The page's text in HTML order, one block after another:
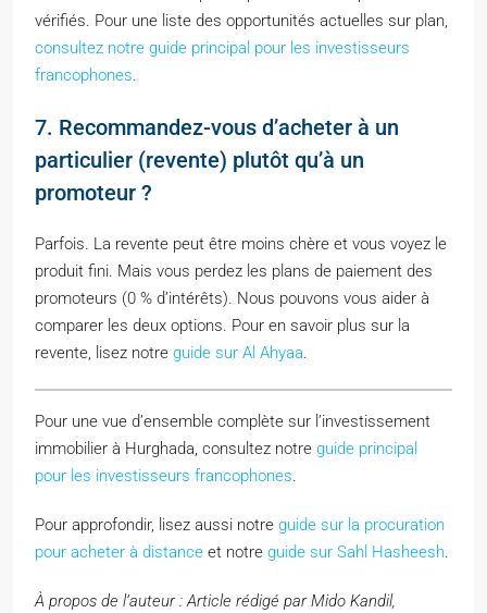
vérifiés. Pour une liste des opportunités actuelles sur plan,
consultez notre guide principal pour les investisseurs
francophones.
7. Recommandez-vous d’acheter à un
particulier (revente) plutôt qu’à un
promoteur ?
Parfois. La revente peut être moins chère et vous voyez le
produit fini. Mais vous perdez les plans de paiement des
promoteurs (0 % d’intérêts). Nous pouvons vous aider à
comparer les deux options. Pour en savoir plus sur la
revente, lisez notre guide sur Al Ahyaa.
Pour une vue d’ensemble complète sur l’investissement
immobilier à Hurghada, consultez notre guide principal
pour les investisseurs francophones.
Pour approfondir, lisez aussi notre guide sur la procuration
pour acheter à distance et notre guide sur Sahl Hasheesh.
À propos de l’auteur : Article rédigé par Mido Kandil,